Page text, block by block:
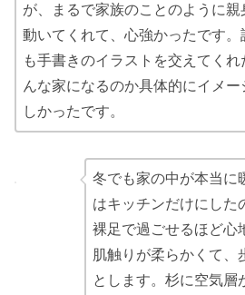
が、まるで家族のことのように親
動いてくれて、心強かったです。
も手書きのイラストを交えてく
んな家になるのか具体的にイメー
しかったです。
冬でも家の中が本当に
はキッチンだけにした
裸足で過ごせるほど心
肌触りが柔らかくて、
とします。杉に空気層